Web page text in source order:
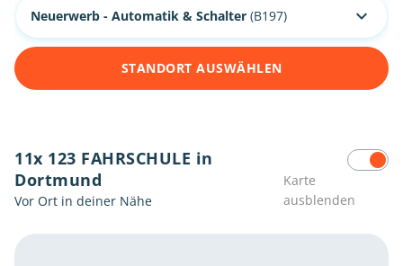
Neuerwerb - Automatik & Schalter (B197)
STANDORT AUSWÄHLEN
11x 123 FAHRSCHULE in
Dortmund
Vor Ort in deiner Nähe
Karte
ausblenden